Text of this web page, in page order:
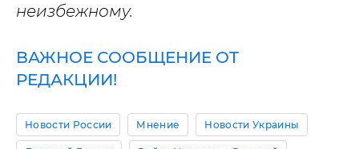
неизбежному.
ВАЖНОЕ СООБЩЕНИЕ ОТ
РЕДАКЦИИ!
Новости России Мнение Новости Украины